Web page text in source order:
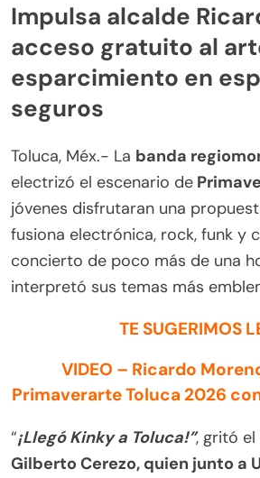
Impulsa alcalde
acceso gratuito al
esparcimiento en
seguros
Toluca, Méx.- La banda
electrizó el escenario de
jóvenes disfrutaran una
fusiona electrónica, rock, funk y
concierto de poco más de una
interpretó sus temas más
TE SUGERIMOS
VIDEO – Ricardo
Primaverarte Toluca 2026
“¡Llegó Kinky a Toluca!”, gritó
Gilberto Cerezo, quien junto a